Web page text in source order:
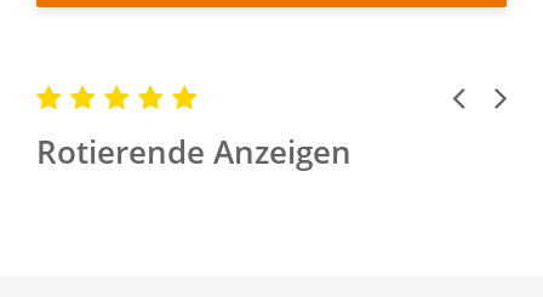
Rotierende Anzeigen
Previous
Next